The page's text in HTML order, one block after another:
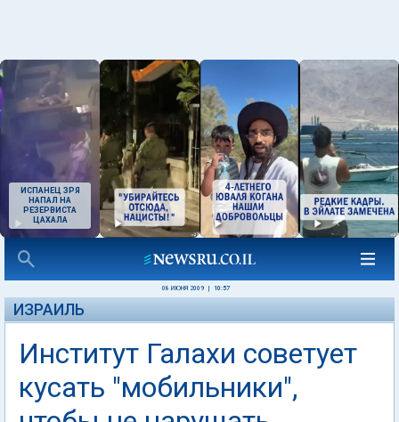
ИСПАНЕЦ ЗРЯ
НАПАЛ НА
РЕЗЕРВИСТА
ЦАХАЛА
08 ИЮНЯ 2009 10:57
ИЗРАИЛЬ
Институт Галахи советует
кусать "мобильники",